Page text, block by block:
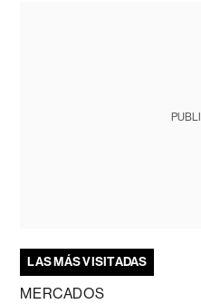
LAS MÁS VISITADAS
MERCADOS